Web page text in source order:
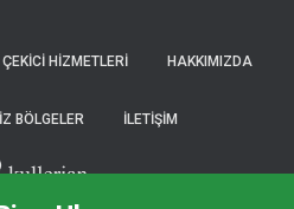
HIZMETLERI HAKKIMIZDA
BÖLGELER İLETIŞIM